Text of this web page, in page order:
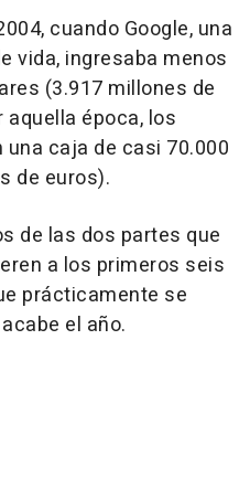
cuando Google, una
vida, ingresaba menos
(3.917 millones de
aquella época, los
caja de casi 70.000
de euros).
de las dos partes que
a los primeros seis
prácticamente se
el año.